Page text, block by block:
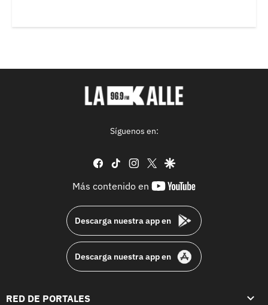
Síguenos en:
facebook
tiktok instagram
twittergoogle
Más contenido en
youtube-
Descarga nuestra app en
Descarga nuestra app en
RED DE PORTALES